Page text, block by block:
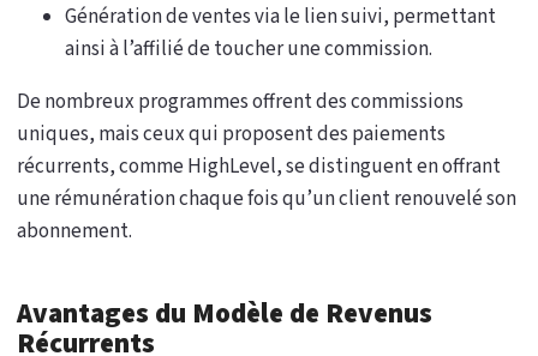
Génération de ventes via le lien suivi, permettant
ainsi à l’affilié de toucher une commission.
De nombreux programmes offrent des commissions
uniques, mais ceux qui proposent des paiements
récurrents, comme HighLevel, se distinguent en offrant
une rémunération chaque fois qu’un client renouvelé son
abonnement.
Avantages du Modèle de Revenus
Récurrents